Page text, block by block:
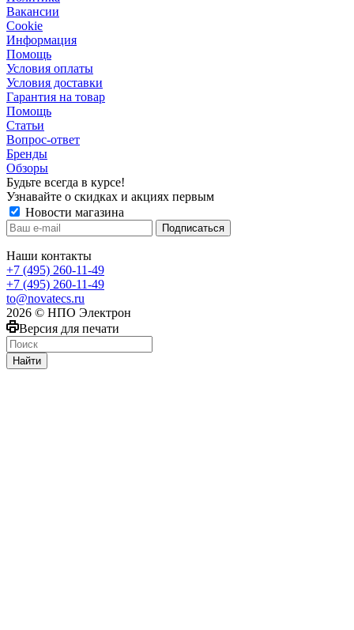
Вакансии
Сookie
Информация
Помощь
Условия оплаты
Условия доставки
Гарантия на товар
Помощь
Статьи
Вопрос-ответ
Бренды
Обзоры
Будьте всегда в курсе!
Узнавайте о скидках и акциях первым
Новости магазина
Наши контакты
+7 (495) 260-11-49
+7 (495) 260-11-49
to@novatecs.ru
2026 © НПО Электрон
Версия для печати
Найти